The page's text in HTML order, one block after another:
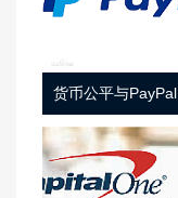
货币公平与PayPal